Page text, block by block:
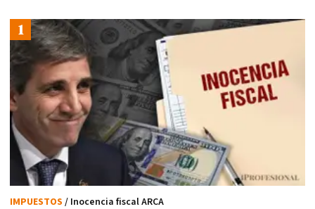
IMPUESTOS / Inocencia fiscal ARCA